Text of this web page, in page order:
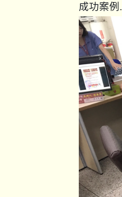
成功案例.